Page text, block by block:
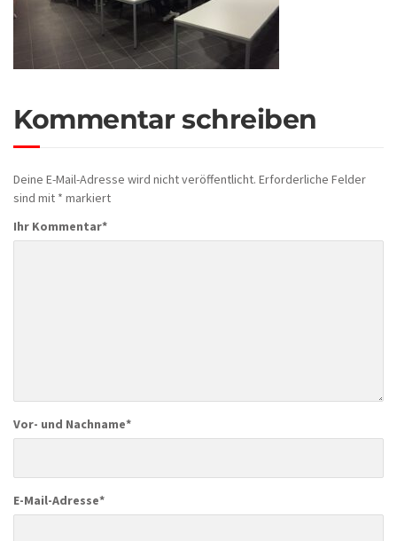
Kommentar schreiben
Deine E-Mail-Adresse wird nicht veröffentlicht. Erforderliche Felder
sind mit * markiert
Ihr Kommentar*
Vor- und Nachname*
E-Mail-Adresse*